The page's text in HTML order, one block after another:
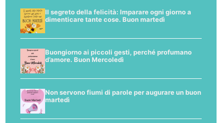
Il segreto della felicità: Imparare ogni giorno a
dimenticare tante cose. Buon martedì
Buongiorno ai piccoli gesti, perché profumano
d’amore. Buon Mercoledì
Non servono fiumi di parole per augurare un buon
martedì